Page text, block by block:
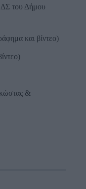
του Δήμου
και βίντεο)
&